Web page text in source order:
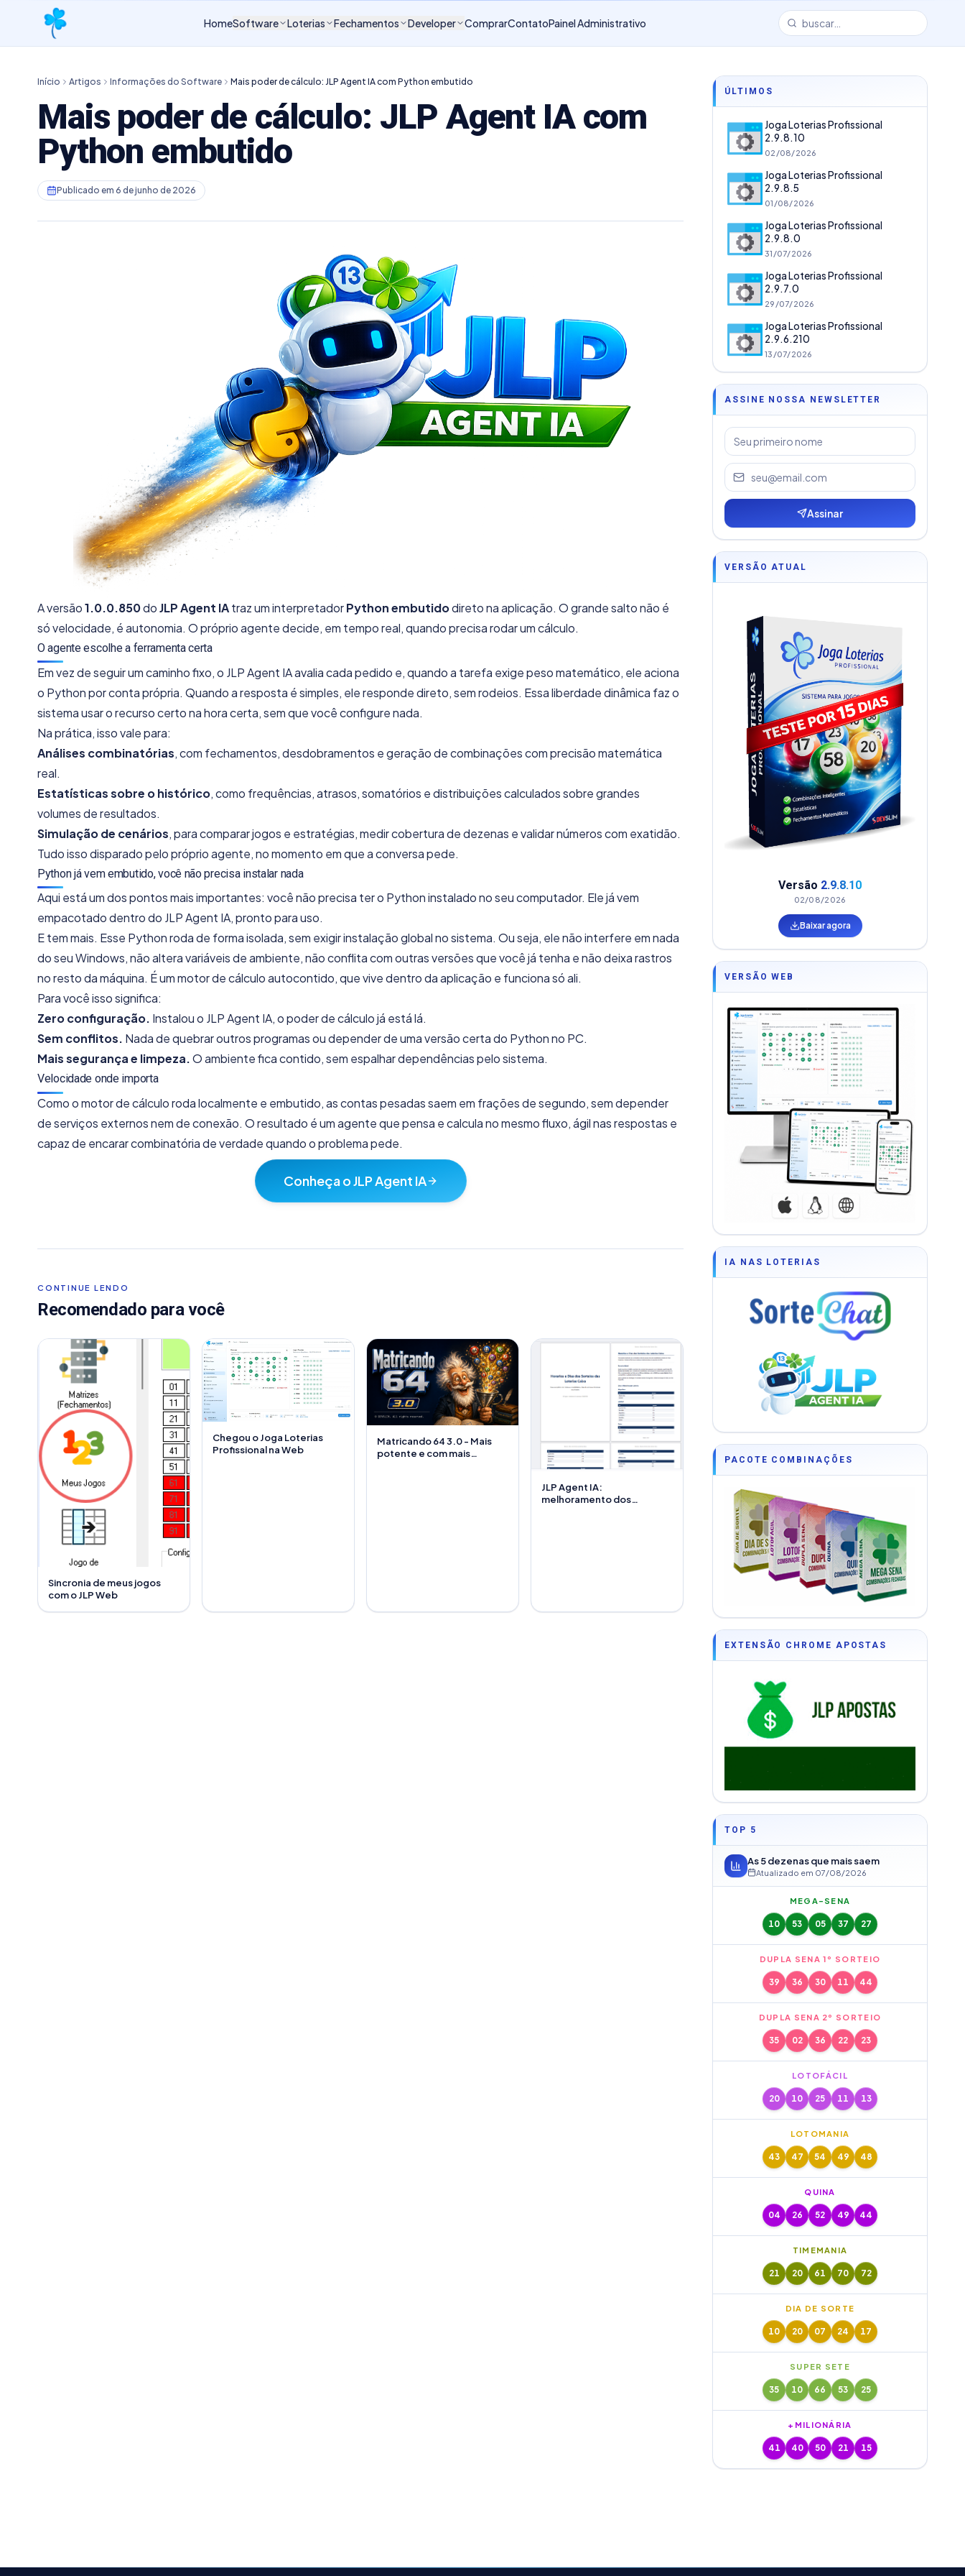
HomeSoftware Loterias Fechamentos Developer ComprarContatoPainel Administrativo
Início Artigos Informações do Software Mais poder de cálculo: JLP Agent IA com Python embutido
Mais poder de cálculo: JLP Agent IA com
Python embutido
Publicado em 6 de junho de 2026
A versão1.0.0.850doJLP Agent IAtraz um interpretadorPython embutidodireto na aplicação. O grande salto não é
só velocidade, é autonomia. O próprio agente decide, em tempo real, quando precisa rodar um cálculo.
O agente escolhe a ferramenta certa
Em vez de seguir um caminho fixo, o JLP Agent IA avalia cada pedido e, quando a tarefa exige peso matemático, ele aciona
o Python por conta própria. Quando a resposta é simples, ele responde direto, sem rodeios. Essa liberdade dinâmica faz o
sistema usar o recurso certo na hora certa, sem que você configure nada.
Na prática, isso vale para:
Análises combinatórias, com fechamentos, desdobramentos e geração de combinações com precisão matemática
real.
Estatísticas sobre o histórico, como frequências, atrasos, somatórios e distribuições calculados sobre grandes
volumes de resultados.
Simulação de cenários, para comparar jogos e estratégias, medir cobertura de dezenas e validar números com exatidão.
Tudo isso disparado pelo próprio agente, no momento em que a conversa pede.
Python já vem embutido, você não precisa instalar nada
Aqui está um dos pontos mais importantes: você não precisa ter o Python instalado no seu computador. Ele já vem
empacotado dentro do JLP Agent IA, pronto para uso.
E tem mais. Esse Python roda de forma isolada, sem exigir instalação global no sistema. Ou seja, ele não interfere em nada
do seu Windows, não altera variáveis de ambiente, não conflita com outras versões que você já tenha e não deixa rastros
no resto da máquina. É um motor de cálculo autocontido, que vive dentro da aplicação e funciona só ali.
Para você isso significa:
Zero configuração. Instalou o JLP Agent IA, o poder de cálculo já está lá.
Sem conflitos. Nada de quebrar outros programas ou depender de uma versão certa do Python no PC.
Mais segurança e limpeza.O ambiente fica contido, sem espalhar dependências pelo sistema.
Velocidade onde importa
Como o motor de cálculo roda localmente e embutido, as contas pesadas saem em frações de segundo, sem depender
de serviços externos nem de conexão. O resultado é um agente que pensa e calcula no mesmo fluxo, ágil nas respostas e
capaz de encarar combinatória de verdade quando o problema pede.
Conheça o JLP Agent IA
CONTINUE LENDO
Recomendado para você
Sincronia de meus jogos
com o JLP Web
Chegou o Joga Loterias
Profissional na Web
Matricando 64 3.0 - Mais
potente e com mais
JLP Agent IA:
melhoramento dos
ÚLTIMOS
Joga Loterias Profissional
2.9.8.10
02/08/2026
Joga Loterias Profissional
2.9.8.5
01/08/2026
Joga Loterias Profissional
2.9.8.0
31/07/2026
Joga Loterias Profissional
2.9.7.0
29/07/2026
Joga Loterias Profissional
2.9.6.210
13/07/2026
ASSINE NOSSA NEWSLETTER
Assinar
VERSÃO ATUAL
Versão 2.9.8.10
02/08/2026
Baixar agora
VERSÃO WEB
IA NAS LOTERIAS
PACOTE COMBINAÇÕES
EXTENSÃO CHROME APOSTAS
TOP 5
As 5 dezenas que mais saem
Atualizado em 07/08/2026
MEGA-SENA
10 53 05 37 27
DUPLA SENA 1º SORTEIO
39 36 30 11 44
DUPLA SENA 2º SORTEIO
35 02 36 22 23
LOTOFÁCIL
20 10 25 11 13
LOTOMANIA
43 47 54 49 48
QUINA
04 26 52 49 44
TIMEMANIA
21 20 61 70 72
DIA DE SORTE
10 20 07 24 17
SUPER SETE
35 10 66 53 25
+MILIONÁRIA
41 40 50 21 15